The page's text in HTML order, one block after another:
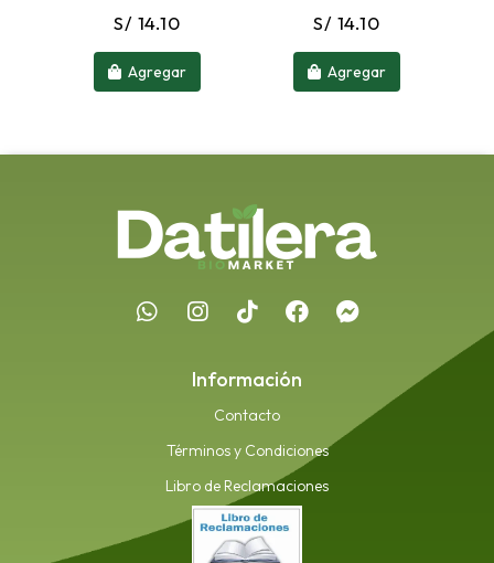
S/ 14.10
Agregar
S/ 14.10
Agregar
Información
Contacto
Términos y Condiciones
Libro de Reclamaciones